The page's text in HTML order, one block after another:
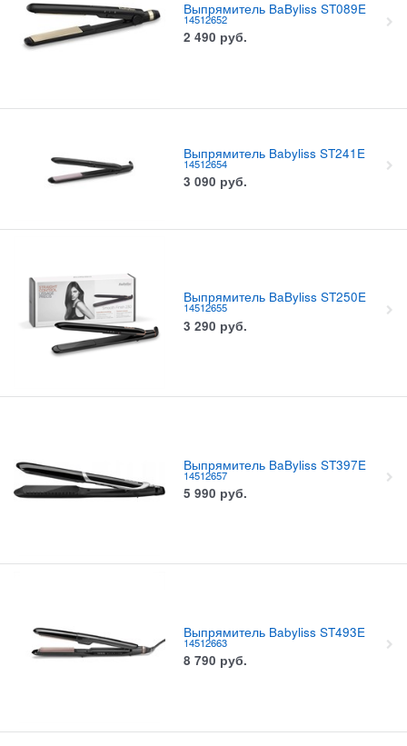
Выпрямитель BaByliss ST089E
14512652
2 490 руб.
Выпрямитель Babyliss ST241E
14512654
3 090 руб.
Выпрямитель BaByliss ST250E
14512655
3 290 руб.
Выпрямитель BaByliss ST397E
14512657
5 990 руб.
Выпрямитель Babyliss ST493E
14512663
8 790 руб.